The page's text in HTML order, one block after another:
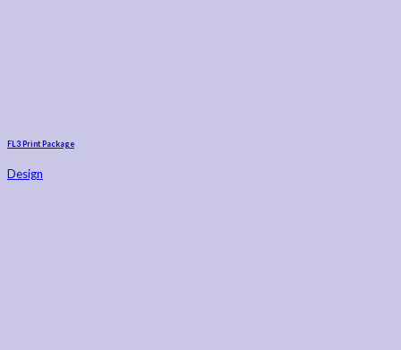
FL3 Print Package
Design